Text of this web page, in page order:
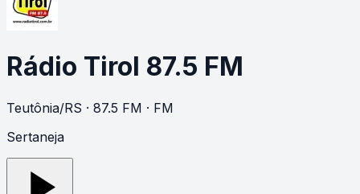
Rádio Tirol 87.5 FM
Teutônia/RS · 87.5 FM · FM
Sertaneja